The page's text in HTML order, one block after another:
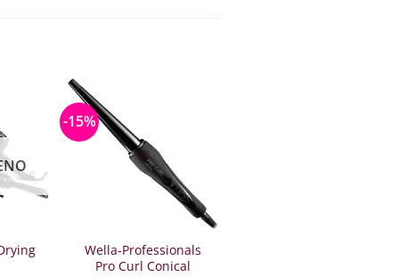
-15%
Wella-Professionals
Pro Curl Conical